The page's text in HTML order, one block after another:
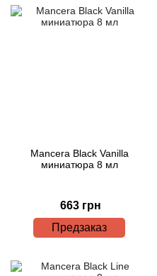
Mancera Black Vanilla
миниатюра 8 мл
663 грн
Предзаказ